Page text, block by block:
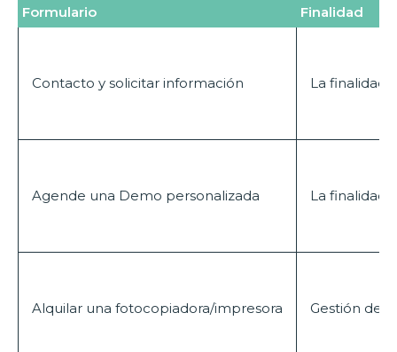
Formulario Finalidad
Contacto y solicitar información La finalidad
Agende una Demo personalizada La finalidad
Alquilar una fotocopiadora/impresora Gestión de